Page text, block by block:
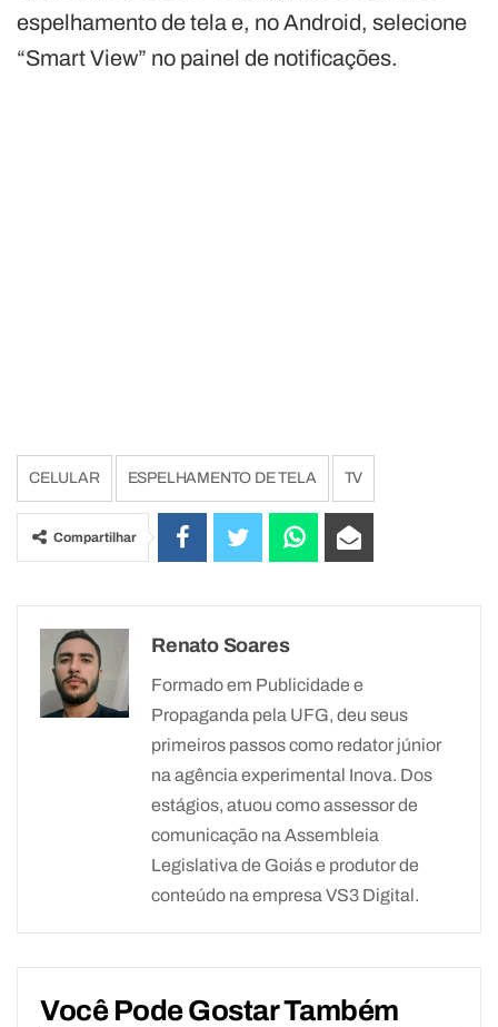
espelhamento de tela e, no Android, selecione
“Smart View” no painel de notificações.
CELULAR ESPELHAMENTO DE TELA TV
Compartilhar
Renato Soares
Formado em Publicidade e
Propaganda pela UFG, deu seus
primeiros passos como redator júnior
na agência experimental Inova. Dos
estágios, atuou como assessor de
comunicação na Assembleia
Legislativa de Goiás e produtor de
conteúdo na empresa VS3 Digital.
Você Pode Gostar Também